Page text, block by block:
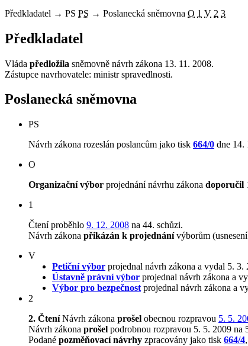
Předkladatel → PS PS → Poslanecká sněmovna O 1 V 2 3
Předkladatel
Vláda předložila sněmovně návrh zákona 13. 11. 2008.
Zástupce navrhovatele: ministr spravedlnosti.
Poslanecká sněmovna
PS
Návrh zákona rozeslán poslancům jako tisk 664/0 dne 14.
O
Organizační výbor projednání návrhu zákona doporučil
1
Čtení proběhlo 9. 12. 2008 na 44. schůzi.
Návrh zákona přikázán k projednánívýborům
V
Petiční výbor projednal návrh zákona a vydal 5. 3.
Ústavně právní výbor projednal návrh zákona a
Výbor pro bezpečnost projednal návrh zákona a
2
2. ČteníNávrh zákona prošel obecnou rozpravou 5. 5.
Návrh zákona prošel podrobnou rozpravou 5. 5. 2009 na
Podané pozměňovací návrhy zpracovány jako tisk 664/4